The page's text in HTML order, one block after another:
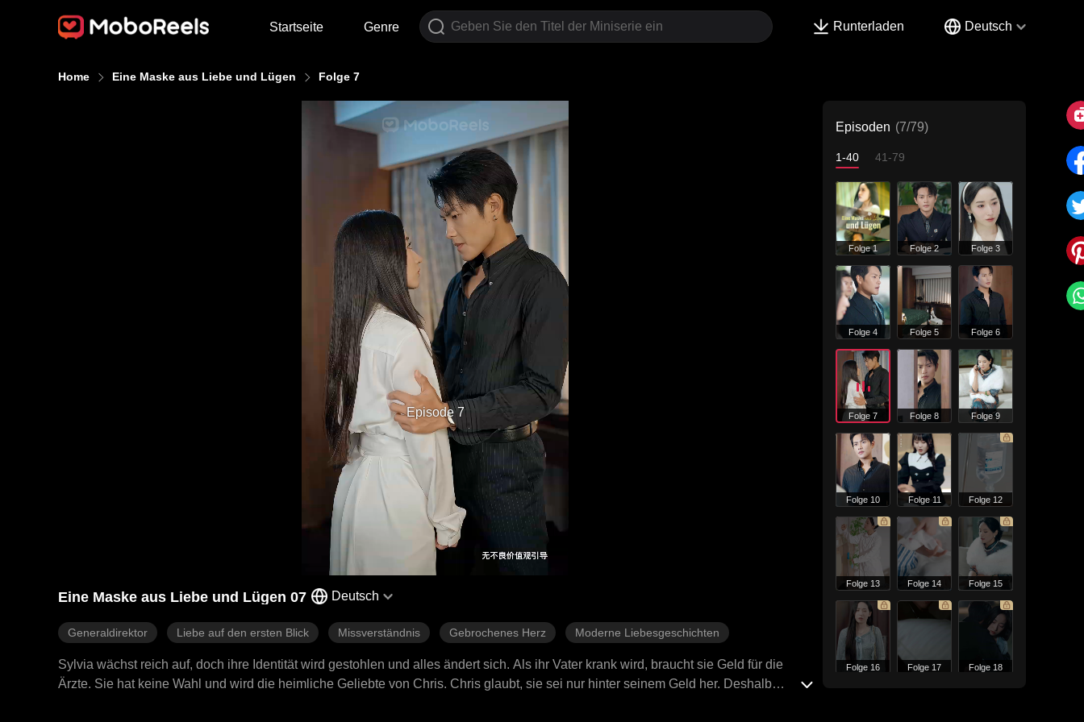
Startseite Genre Runterladen Deutsch
Home Eine Maske aus Liebe und Lügen Folge 7
Episode 7
Eine Maske aus Liebe und Lügen 07 Deutsch
Generaldirektor Liebe auf den ersten Blick Missverständnis Gebrochenes Herz Moderne Liebesgeschichten
Sylvia wächst reich auf, doch ihre Identität wird gestohlen und alles ändert sich. Als ihr Vater krank wird, braucht sie Geld für die
Ärzte. Sie hat keine Wahl und wird die heimliche Geliebte von Chris. Chris glaubt, sie sei nur hinter seinem Geld her. Deshalb
Episoden (7/79)
1-40 41-79
Folge 1 Folge 2 Folge 3
Folge 4 Folge 5 Folge 6
Folge 7 Folge 8 Folge 9
Folge 10 Folge 11 Folge 12
Folge 13 Folge 14 Folge 15
Folge 16 Folge 17 Folge 18